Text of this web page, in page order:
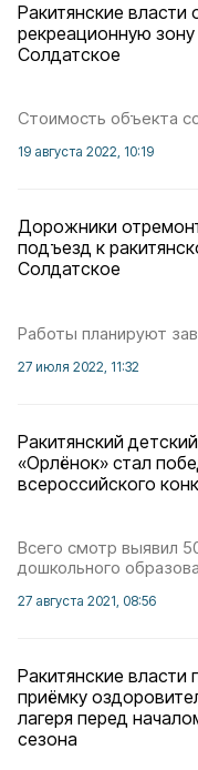
Ракитянские власти
рекреационную зону
Солдатское
Стоимость объекта
19 августа 2022, 10:19
Дорожники
подъезд к
Солдатское
Работы планируют
27 июля 2022, 11:32
Ракитянский
«Орлёнок» стал
всероссийского
Всего смотр выявил
дошкольного
27 августа 2021, 08:56
Ракитянские власти
приёмку
лагеря перед
сезона